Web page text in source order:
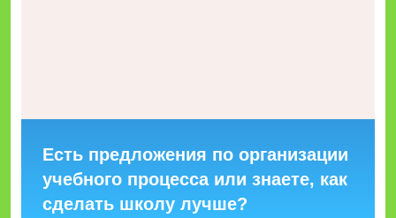
Есть предложения по организации
учебного процесса или знаете, как
сделать школу лучше?